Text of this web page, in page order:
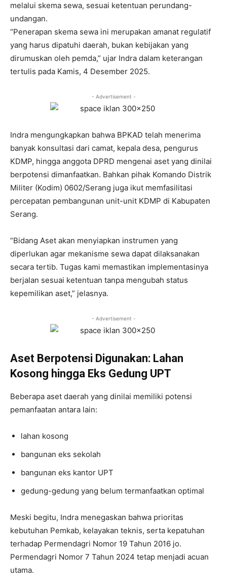
melalui skema sewa, sesuai ketentuan perundang-
undangan.
“Penerapan skema sewa ini merupakan amanat regulatif
yang harus dipatuhi daerah, bukan kebijakan yang
dirumuskan oleh pemda,” ujar Indra dalam keterangan
tertulis pada Kamis, 4 Desember 2025.
- Advertisement -
Indra mengungkapkan bahwa BPKAD telah menerima
banyak konsultasi dari camat, kepala desa, pengurus
KDMP, hingga anggota DPRD mengenai aset yang dinilai
berpotensi dimanfaatkan. Bahkan pihak Komando Distrik
Militer (Kodim) 0602/Serang juga ikut memfasilitasi
percepatan pembangunan unit-unit KDMP di Kabupaten
Serang.
“Bidang Aset akan menyiapkan instrumen yang
diperlukan agar mekanisme sewa dapat dilaksanakan
secara tertib. Tugas kami memastikan implementasinya
berjalan sesuai ketentuan tanpa mengubah status
kepemilikan aset,” jelasnya.
- Advertisement -
Aset Berpotensi Digunakan: Lahan
Kosong hingga Eks Gedung UPT
Beberapa aset daerah yang dinilai memiliki potensi
pemanfaatan antara lain:
lahan kosong
bangunan eks sekolah
bangunan eks kantor UPT
gedung-gedung yang belum termanfaatkan optimal
Meski begitu, Indra menegaskan bahwa prioritas
kebutuhan Pemkab, kelayakan teknis, serta kepatuhan
terhadap Permendagri Nomor 19 Tahun 2016 jo.
Permendagri Nomor 7 Tahun 2024 tetap menjadi acuan
utama.